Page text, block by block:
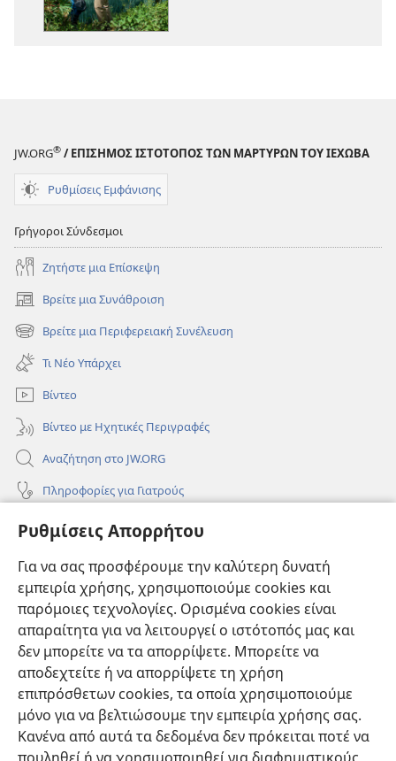
Ρυθμίσεις Απορρήτου
Για να σας προσφέρουμε την καλύτερη δυνατή
εμπειρία χρήσης, χρησιμοποιούμε cookies και
παρόμοιες τεχνολογίες. Ορισμένα cookies είναι
απαραίτητα για να λειτουργεί ο ιστότοπός μας και
δεν μπορείτε να τα απορρίψετε. Μπορείτε να
αποδεχτείτε ή να απορρίψετε τη χρήση
επιπρόσθετων cookies, τα οποία χρησιμοποιούμε
μόνο για να βελτιώσουμε την εμπειρία χρήσης σας.
Κανένα από αυτά τα δεδομένα δεν πρόκειται ποτέ να
JW.ORG® / ΕΠΙΣΗΜΟΣ ΙΣΤΟΤΟΠΟΣ ΤΩΝ ΜΑΡΤΥΡΩΝ ΤΟΥ ΙΕΧΩΒΑ
Ρυθμίσεις Εμφάνισης
Γρήγοροι Σύνδεσμοι
Ζητήστε μια Επίσκεψη
Βρείτε μια Συνάθροιση
(ανοίγει
νέο
παράθυρο)
Βρείτε μια Περιφερειακή Συνέλευση
(ανοίγει
νέο
παράθυρο)
Τι Νέο Υπάρχει
Βίντεο
Βίντεο με Ηχητικές Περιγραφές
Αναζήτηση στο JW.ORG
Πληροφορίες για Γιατρούς
Πληροφορίες για Επίσημους Φορείς και ΜΜΕ
Συνεισφορές
(ανοίγει
παράθυρο)ΔΙΑΔΙΚΤΥΑΚΗ ΒΙΒΛΙΟΘΗΚΗ της Σκοπιάς™
(ανοίγει
νέο
παράθυρο)
JW Hub
(ανοίγει
νέο
παράθυρο)JW Library®